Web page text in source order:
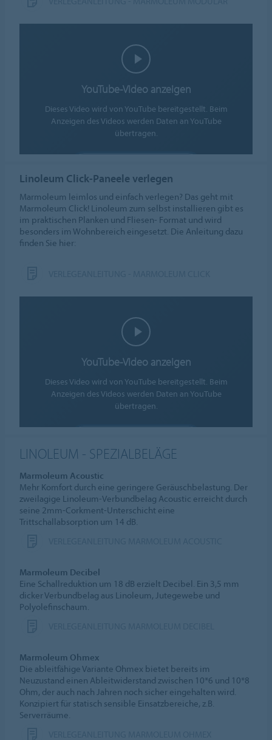
YouTube-Video anzeigen
Dieses Video wird von YouTube bereitgestellt. Beim
Anzeigen des Videos werden Daten an YouTube
übertragen.
Cookie-Einstellungen
Linoleum Click-Paneele verlegen
Marmoleum leimlos und einfach verlegen? Das geht mit
Marmoleum Click! Linoleum zum selbst installieren gibt es
im praktischen Planken und Fliesen- Format und wird
besonders im Wohnbereich eingesetzt. Die Anleitung dazu
finden Sie hier:
YouTube-Video anzeigen
Dieses Video wird von YouTube bereitgestellt. Beim
Anzeigen des Videos werden Daten an YouTube
übertragen.
Cookie-Einstellungen
LINOLEUM - SPEZIALBELÄGE
Marmoleum Acoustic
Mehr Komfort durch eine geringere Geräuschbelastung. Der
zweilagige Linoleum-Verbundbelag Acoustic erreicht durch
seine 2mm-Corkment-Unterschicht eine
Trittschallabsorption um 14 dB.
Marmoleum Decibel
Eine Schallreduktion um 18 dB erzielt Decibel. Ein 3,5 mm
dicker Verbundbelag aus Linoleum, Jutegewebe und
Polyolefinschaum.
Marmoleum Ohmex
Die ableitfähige Variante Ohmex bietet bereits im
Neuzustand einen Ableitwiderstand zwischen 10*6 und 10*8
Ohm, der auch nach Jahren noch sicher eingehalten wird.
Konzipiert für statisch sensible Einsatzbereiche, z.B.
Serverräume.